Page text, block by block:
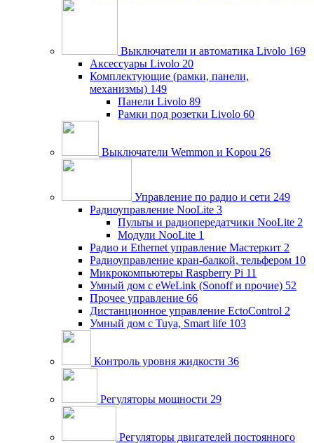
Выключатели и автоматика Livolo 169
Аксессуары Livolo 20
Комплектующие (рамки, панели,
механизмы) 149
Панели Livolo 89
Рамки под розетки Livolo 60
Выключатели Wemmon и Kopou 26
Управление по радио и сети 249
Радиоуправление NooLite 3
Пульты и радиопередатчики NooLite 2
Модули NooLite 1
Радио и Ethernet управление Мастеркит 2
Радиоуправление кран-балкой, тельфером 10
Микрокомпьютеры Raspberry Pi 11
Умный дом c eWeLink (Sonoff и прочие) 52
Прочее управление 66
Дистанционное управление EctoControl 2
Умный дом с Tuya, Smart life 103
Контроль уровня жидкости 36
Регуляторы мощности 29
Регуляторы двигателей постоянного